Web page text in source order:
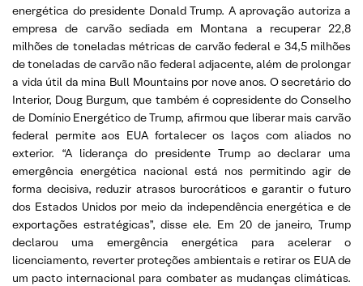
energética do presidente Donald Trump. A aprovação autoriza a
empresa de carvão sediada em Montana a recuperar 22,8
milhões de toneladas métricas de carvão federal e 34,5 milhões
de toneladas de carvão não federal adjacente, além de prolongar
a vida útil da mina Bull Mountains por nove anos. O secretário do
Interior, Doug Burgum, que também é copresidente do Conselho
de Domínio Energético de Trump, afirmou que liberar mais carvão
federal permite aos EUA fortalecer os laços com aliados no
exterior. “A liderança do presidente Trump ao declarar uma
emergência energética nacional está nos permitindo agir de
forma decisiva, reduzir atrasos burocráticos e garantir o futuro
dos Estados Unidos por meio da independência energética e de
exportações estratégicas”, disse ele. Em 20 de janeiro, Trump
declarou uma emergência energética para acelerar o
licenciamento, reverter proteções ambientais e retirar os EUA de
um pacto internacional para combater as mudanças climáticas.